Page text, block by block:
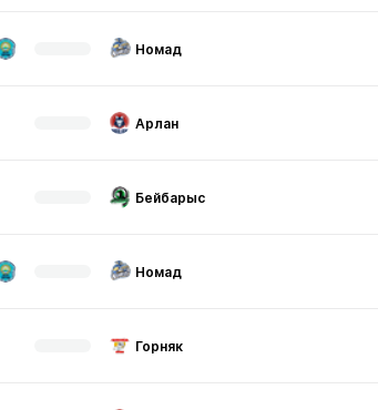
Номад
Арлан
Бейбарыс
Номад
Горняк